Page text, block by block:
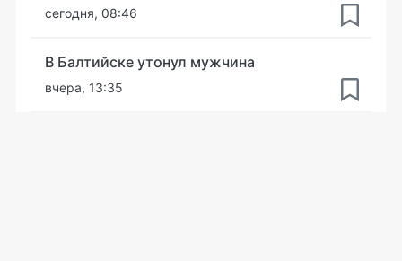
сегодня, 08:46
В Балтийске утонул мужчина
вчера, 13:35